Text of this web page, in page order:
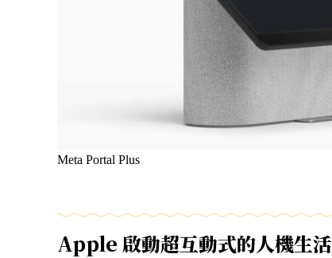
Meta Portal Plus
Apple 啟動超互動式的人機生活